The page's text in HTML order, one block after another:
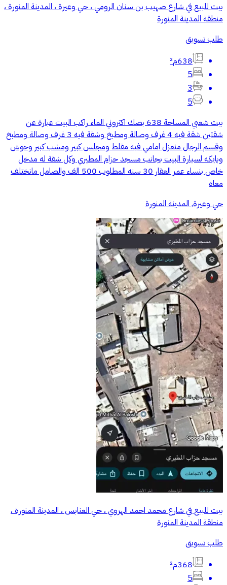
بيت للبيع في شارع صهيب بن سنان الرومي ، حي وعيرة ، المدينة المنورة ،
منطقة المدينة المنورة
طلب تسويق
638م²
5
3
5
بيت شعبي المساحة 638 بصك اكتروني الماء راكب البيت عبارة عن
شقتين شقة فيه 4 غرف وصالة ومطبخ وشقة فيه 3 غرف وصالة ومطبخ
وقسم الرجال منعزل امامي فيه مقلط ومجلس كبير ومشب كبير وحوش
وبايكه لسيارة البيت بجانب مسجد حزام المطيري وكل شقة له مدخل
خاص بنساء عمر العقار 30 سنه المطلوب 500 الف والصامل مانختلف
معاه
حي وعيرة, المدينة المنورة
بيت للبيع في شارع محمد احمد الهروي ، حي العنابس ، المدينة المنورة ،
منطقة المدينة المنورة
طلب تسويق
368م²
5